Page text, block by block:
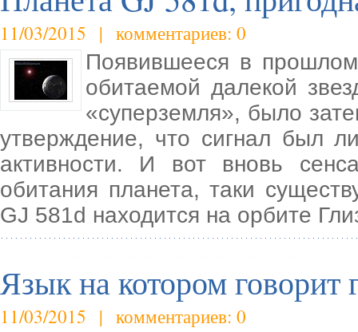
11/03/2015 | комментариев: 0
Появившееся в
обитаемой далекой
«суперземля», было
утверждение, что сигнал был
активности. И вот вновь
обитания планета, таки
GJ 581d находится на орбите
Язык на котором говорит
11/03/2015 | комментариев: 0